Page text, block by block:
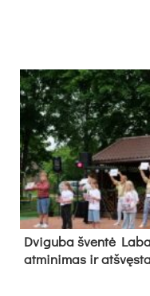
Dvi­gu­ba šven­tė
at­mi­ni­mas ir